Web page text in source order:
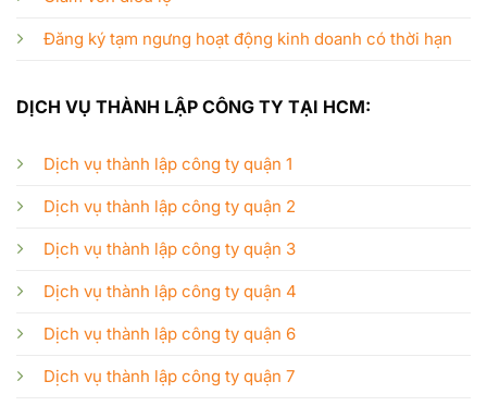
Đăng ký tạm ngưng hoạt động kinh doanh có thời hạn
DỊCH VỤ THÀNH LẬP CÔNG TY TẠI HCM:
Dịch vụ thành lập công ty quận 1
Dịch vụ thành lập công ty quận 2
Dịch vụ thành lập công ty quận 3
Dịch vụ thành lập công ty quận 4
Dịch vụ thành lập công ty quận 6
Dịch vụ thành lập công ty quận 7